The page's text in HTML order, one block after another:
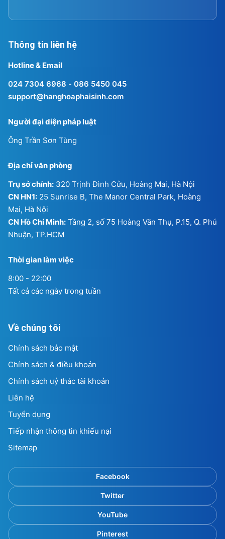
Thông tin liên hệ
Hotline & Email
024 7304 6968 - 086 5450 045
support@hanghoaphaisinh.com
Người đại diện pháp luật
Ông Trần Sơn Tùng
Địa chỉ văn phòng
Trụ sở chính: 320 Trịnh Đình Cửu, Hoàng Mai, Hà Nội
CN HN1: 25 Sunrise B, The Manor Central Park, Hoàng
Mai, Hà Nội
CN Hồ Chí Minh: Tầng 2, số 75 Hoàng Văn Thụ, P.15, Q. Phú
Nhuận, TP.HCM
Thời gian làm việc
8:00 - 22:00
Tất cả các ngày trong tuần
Về chúng tôi
Chính sách bảo mật
Chính sách & điều khoản
Chính sách uỷ thác tài khoản
Liên hệ
Tuyển dụng
Tiếp nhận thông tin khiếu nại
Sitemap
Facebook
Twitter
YouTube
Pinterest